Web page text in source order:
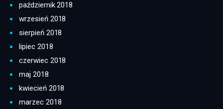
październik 2018
wrzesień 2018
sierpień 2018
lipiec 2018
czerwiec 2018
maj 2018
kwiecień 2018
marzec 2018